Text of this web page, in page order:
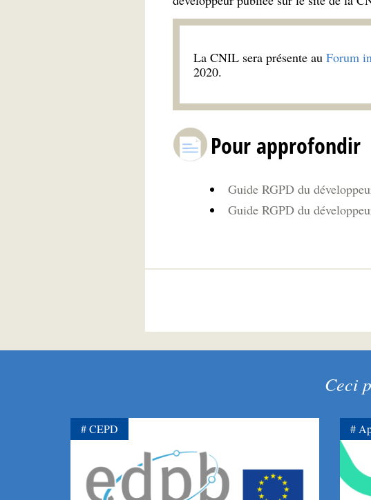
La CNIL sera présente au Forum
2020.
Pour approfondir
Guide RGPD du
Guide RGPD du
Ceci
CEPD